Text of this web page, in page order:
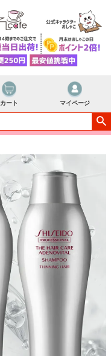
カート マイページ